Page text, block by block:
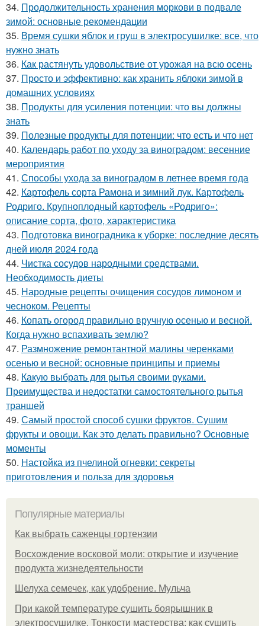
34. Продолжительность хранения моркови в подвале
зимой: основные рекомендации
35. Время сушки яблок и груш в электросушилке: все, что
нужно знать
36. Как растянуть удовольствие от урожая на всю осень
37. Просто и эффективно: как хранить яблоки зимой в
домашних условиях
38. Продукты для усиления потенции: что вы должны
знать
39. Полезные продукты для потенции: что есть и что нет
40. Календарь работ по уходу за виноградом: весенние
мероприятия
41. Способы ухода за виноградом в летнее время года
42. Картофель сорта Рамона и зимний лук. Картофель
Родриго. Крупноплодный картофель «Родриго»:
описание сорта, фото, характеристика
43. Подготовка виноградника к уборке: последние десять
дней июля 2024 года
44. Чистка сосудов народными средствами.
Необходимость диеты
45. Народные рецепты очищения сосудов лимоном и
чесноком. Рецепты
46. Копать огород правильно вручную осенью и весной.
Когда нужно вспахивать землю?
47. Размножение ремонтантной малины черенками
осенью и весной: основные принципы и приемы
48. Какую выбрать для рытья своими руками.
Преимущества и недостатки самостоятельного рытья
траншей
49. Самый простой способ сушки фруктов. Сушим
фрукты и овощи. Как это делать правильно? Основные
моменты
50. Настойка из пчелиной огневки: секреты
приготовления и польза для здоровья
Популярные материалы
Как выбрать саженцы гортензии
Восхождение восковой моли: открытие и изучение
продукта жизнедеятельности
Шелуха семечек, как удобрение. Мульча
При какой температуре сушить боярышник в
электросушилке. Тонкости мастерства: как сушить